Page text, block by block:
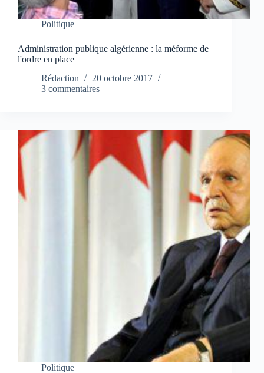
Politique
Administration publique algérienne : la méforme de
l'ordre en place
Rédaction
20 octobre 2017
3 commentaires
Politique